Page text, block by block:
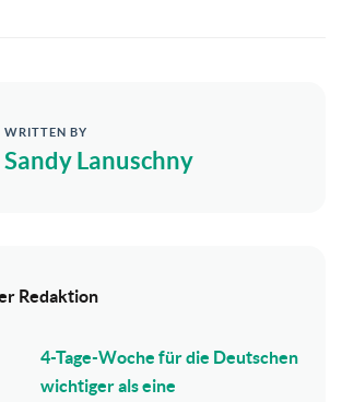
WRITTEN BY
Sandy Lanuschny
Redaktion
4-Tage-Woche für die Deutschen
wichtiger als eine